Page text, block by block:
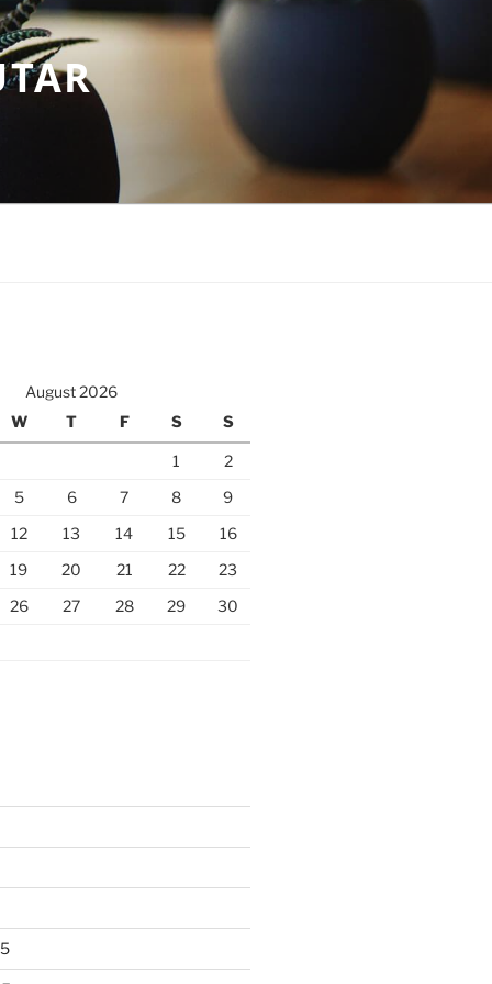
August 2026
W T F S S
1
2
5 6 7 8
9
12 13 14 15
16
19 20 21 22
23
26 27 28 29
30